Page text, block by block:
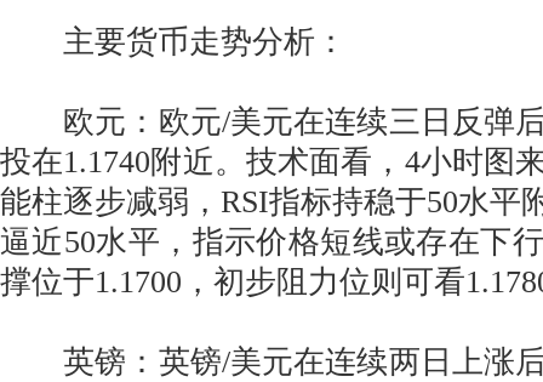
主要货币走势分析：
欧元：欧元/美元在连续三日反弹
投在1.1740附近。技术面看，4小时图
能柱逐步减弱，RSI指标持稳于50水平
逼近50水平，指示价格短线或存在下
撑位于1.1700，初步阻力位则可看
英镑：英镑/美元在连续两日上涨